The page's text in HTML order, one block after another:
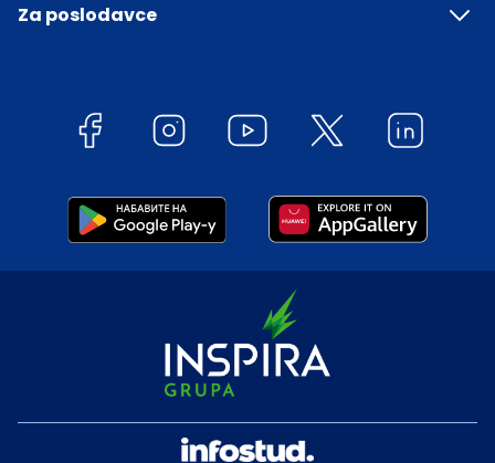
Za poslodavce